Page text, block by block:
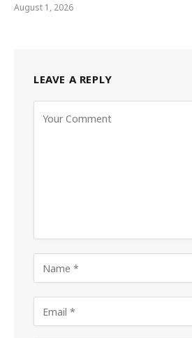
August 1, 2026
LEAVE A REPLY